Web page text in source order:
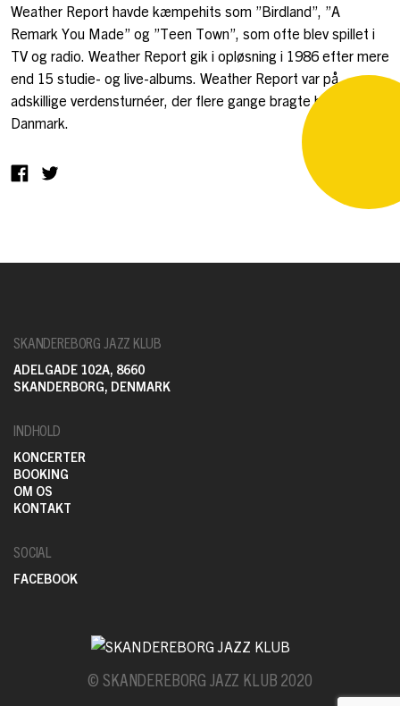
Weather Report havde kæmpehits som ”Birdland”, ”A
Remark You Made” og ”Teen Town”, som ofte blev spillet i
TV og radio. Weather Report gik i opløsning i 1986 efter mere
end 15 studie- og live-albums. Weather Report var på
adskillige verdensturnéer, der flere gange bragte bandet til
Danmark.
SKANDEREBORG JAZZ KLUB
ADELGADE 102A, 8660
SKANDERBORG, DENMARK
INDHOLD
KONCERTER
BOOKING
OM OS
KONTAKT
SOCIAL
FACEBOOK
© SKANDEREBORG JAZZ KLUB 2020